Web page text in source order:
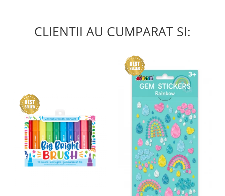
CLIENTII AU CUMPARAT SI: